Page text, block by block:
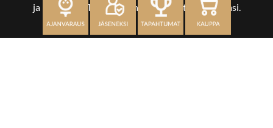
ja kuikankin. Tärkeintä on, että nautit vierailustasi.